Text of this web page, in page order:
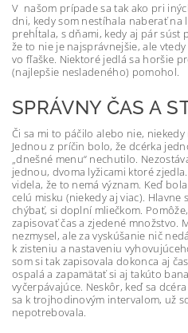
V našom prípade sa tak ako pri
dni, kedy som nestíhala naberať na
prehĺtala, s dňami, kedy aj pár súst
že to nie je najsprávnejšie, ale
vo fľaške. Niektoré jedlá sa horšie
(najlepšie nesladeného) pomohol.
SPRÁVNY ČAS A
Či sa mi to páčilo alebo nie,
Jednou z príčin bolo, že dcérka
„dnešné menu“ nechutilo.
jednou, dvoma lyžicami ktoré
videla, že to nemá význam. Keď
celú misku (niekedy aj viac). Hlavne
chýbať, si doplní mliečkom.
zapisovať čas a zjedené množstvo.
nezmysel, ale za vyskúšanie nič
k zisteniu a nastaveniu
som si tak zapisovala dokonca aj
ospalá a zapamätať si aj takúto
vyčerpávajúce. Neskôr, keď sa
sa k trojhodinovým intervalom, už
nepotrebovala.